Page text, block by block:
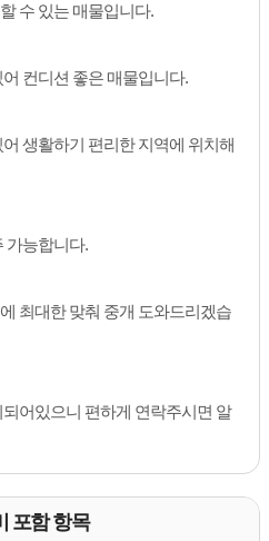
수 있는 매물입니다.
컨디션 좋은 매물입니다.
생활하기 편리한 지역에 위치해
가능합니다.
최대한 맞춰 중개 도와드리겠습
어있으니 편하게 연락주시면 알
포함 항목